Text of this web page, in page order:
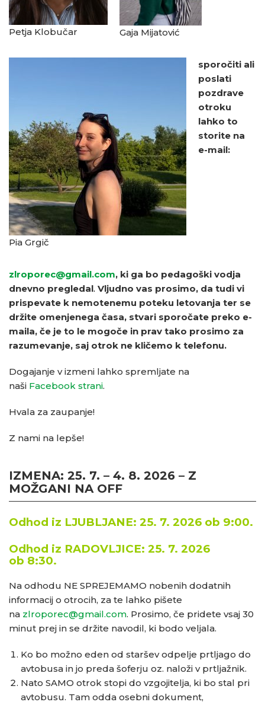
Petja Klobučar Gaja Mijatović
Pia Grgič
sporočiti ali
poslati
pozdrave
otroku
lahko to
storite na
e-mail:
zlroporec@gmail.com, ki ga bo pedagoški vodja
dnevno pregledal. Vljudno vas prosimo, da tudi vi
prispevate k nemotenemu poteku letovanja ter se
držite omenjenega časa, stvari sporočate preko e-
maila, če je to le mogoče in prav tako prosimo za
razumevanje, saj otrok ne kličemo k telefonu.
Dogajanje v izmeni lahko spremljate na
naši Facebook strani.
Hvala za zaupanje!
Z nami na lepše!
IZMENA: 25. 7. – 4. 8. 2026 – Z
MOŽGANI NA OFF
Odhod iz LJUBLJANE: 25. 7. 2026 ob 9:00.
Odhod iz RADOVLJICE: 25. 7. 2026
ob 8:30.
Na odhodu NE SPREJEMAMO nobenih dodatnih
informacij o otrocih, za te lahko pišete
na zlroporec@gmail.com. Prosimo, če pridete vsaj 30
minut prej in se držite navodil, ki bodo veljala.
Ko bo možno eden od staršev odpelje prtljago do
avtobusa in jo preda šoferju oz. naloži v prtljažnik.
Nato SAMO otrok stopi do vzgojitelja, ki bo stal pri
avtobusu. Tam odda osebni dokument,